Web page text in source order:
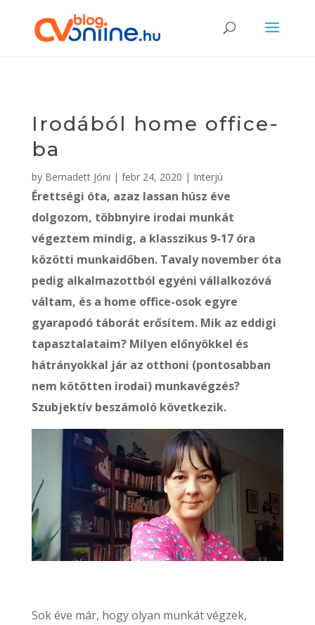
Irodából home office-
ba
by Bernadett Jóni | febr 24, 2020 | Interjú
Érettségi óta, azaz lassan húsz éve
dolgozom, többnyire irodai munkát
végeztem mindig, a klasszikus 9-17 óra
közötti munkaidőben. Tavaly november óta
pedig alkalmazottból egyéni vállalkozóvá
váltam, és a home office-osok egyre
gyarapodó táborát erősítem. Mik az eddigi
tapasztalataim? Milyen előnyökkel és
hátrányokkal jár az otthoni (pontosabban
nem kötötten irodai) munkavégzés?
Szubjektív beszámoló következik.
Sok éve már, hogy olyan munkát végzek,